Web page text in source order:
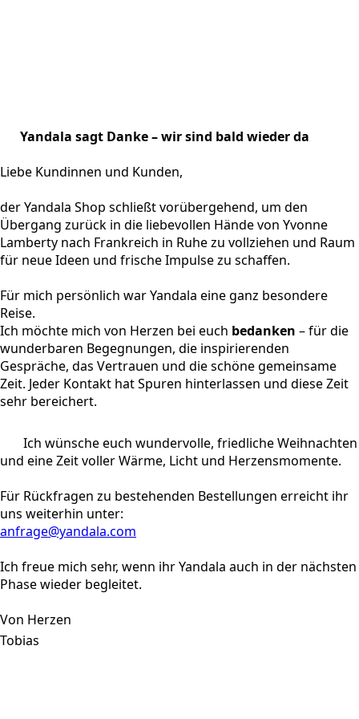
Yandala sagt Danke – wir sind bald wieder da
Liebe Kundinnen und Kunden,
der Yandala Shop schließt vorübergehend, um den
Übergang zurück in die liebevollen Hände von Yvonne
Lamberty nach Frankreich in Ruhe zu vollziehen und Raum
für neue Ideen und frische Impulse zu schaffen.
Für mich persönlich war Yandala eine ganz besondere
Reise.
Ich möchte mich von Herzen bei euch bedanken – für die
wunderbaren Begegnungen, die inspirierenden
Gespräche, das Vertrauen und die schöne gemeinsame
Zeit. Jeder Kontakt hat Spuren hinterlassen und diese Zeit
sehr bereichert.
Ich wünsche euch wundervolle, friedliche Weihnachten
und eine Zeit voller Wärme, Licht und Herzensmomente.
Für Rückfragen zu bestehenden Bestellungen erreicht ihr
uns weiterhin unter:
anfrage@yandala.com
Ich freue mich sehr, wenn ihr Yandala auch in der nächsten
Phase wieder begleitet.
Von Herzen
Tobias